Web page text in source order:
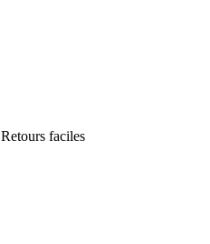
Retours faciles